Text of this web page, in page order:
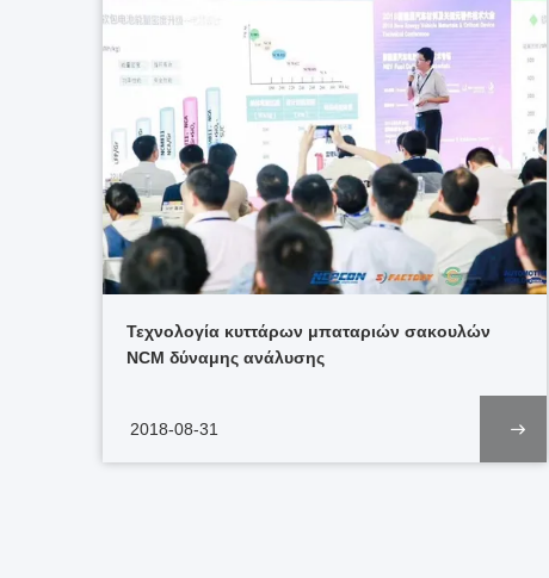
Τεχνολογία κυττάρων μπαταριών σακουλών
NCM δύναμης ανάλυσης
2018-08-31